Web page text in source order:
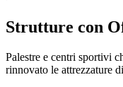
Strutture con
Palestre e centri sportivi
rinnovato le attrezzature